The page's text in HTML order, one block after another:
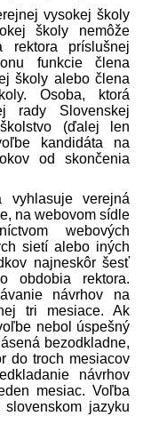
vysokej školy
školy nemôže
rektora príslušnej
funkcie člena
školy alebo člena
Osoba, ktorá
rady Slovenskej
(ďalej len
kandidáta na
od skončenia
vyhlasuje verejná
na webovom sídle
webových
sietí alebo iných
najneskôr šesť
obdobia rektora.
návrhov na
tri mesiace. Ak
nebol úspešný
bezodkladne,
do troch mesiacov
návrhov
mesiac. Voľba
jazyku